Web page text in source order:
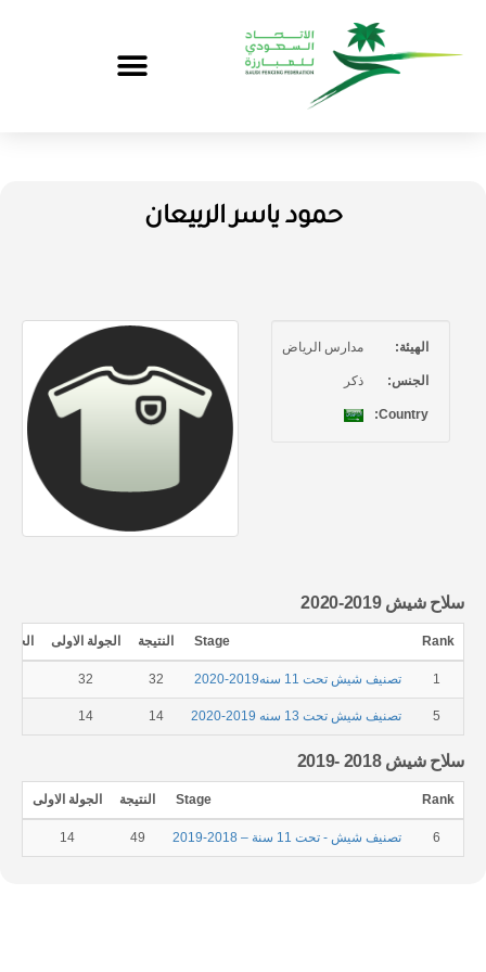
حمود ياسر الربيعان
الهيئة: مدارس الرياض
الجنس: ذكر
Country:
سلاح شيش 2019-2020
Rank
Stage النتيجة الجولة الاولى
1 تصنيف شيش تحت 11 سنه2019-2020 32
32
5 تصنيف شيش تحت 13 سنه 2019-2020 14
14
سلاح شيش 2018 -2019
Rank
Stage النتيجة الجولة الاولى
6 تصنيف شيش - تحت 11 سنة – 2018-2019 49
14